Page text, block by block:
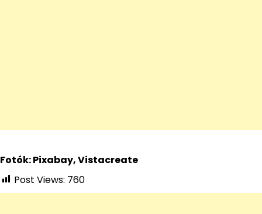
Fotók: Pixabay, Vistacreate
Post Views: 760